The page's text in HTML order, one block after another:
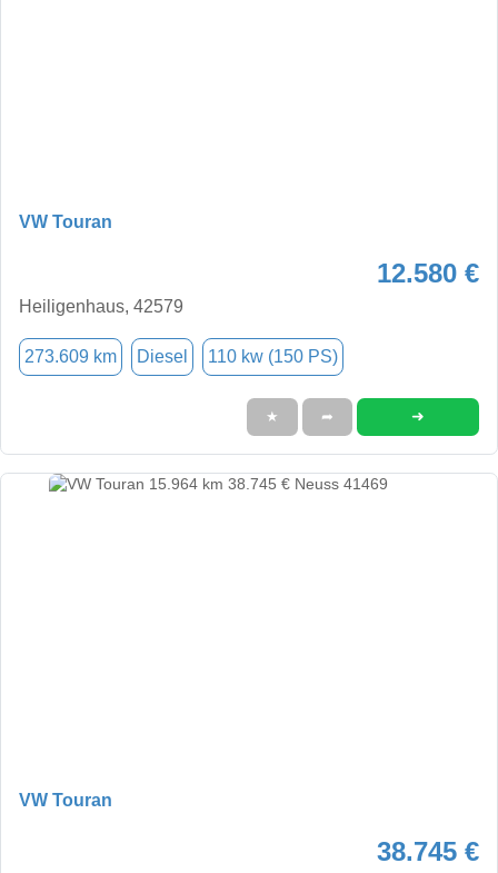
VW Touran
12.580 €
Heiligenhaus, 42579
273.609 km Diesel 110 kw (150 PS)
★ ➦ ➜
VW Touran
38.745 €